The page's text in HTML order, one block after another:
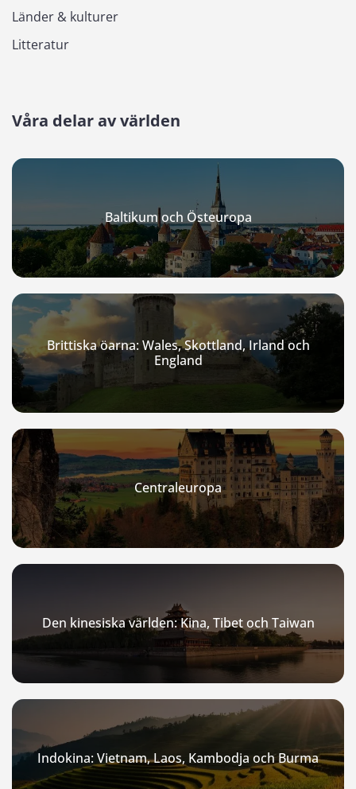
Länder & kulturer
Litteratur
Våra delar av världen
Baltikum och Östeuropa
Brittiska öarna: Wales, Skottland, Irland och
England
Centraleuropa
Den kinesiska världen: Kina, Tibet och Taiwan
Indokina: Vietnam, Laos, Kambodja och Burma